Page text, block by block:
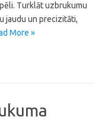
Turklāt uzbrukumu
jaudu un precizitāti,
More »